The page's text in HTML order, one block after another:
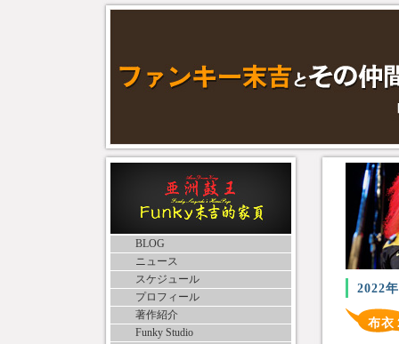
BLOG
ニュース
スケジュール
プロフィール
著作紹介
Funky Studio
2022
布衣